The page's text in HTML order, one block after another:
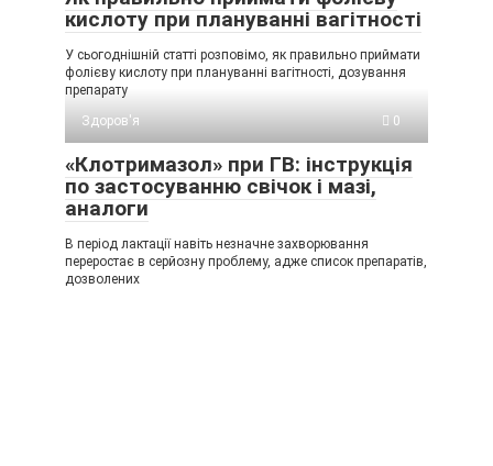
кислоту при плануванні вагітності
У сьогоднішній статті розповімо, як правильно приймати
фолієву кислоту при плануванні вагітності, дозування
препарату
Здоров'я
0
«Клотримазол» при ГВ: інструкція
по застосуванню свічок і мазі,
аналоги
В період лактації навіть незначне захворювання
переростає в серйозну проблему, адже список препаратів,
дозволених